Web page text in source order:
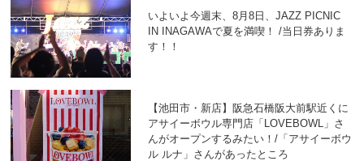
いよいよ今週末、8月8日、JAZZ PICNIC
IN INAGAWAで夏を満喫！ /当日券ありま
す！！
【池田市・新店】阪急石橋阪大前駅近くに
アサイーボウル専門店「LOVEBOWL」さ
んがオープンするみたい！/「アサイーボウ
ル ルナ」さんがあったところ